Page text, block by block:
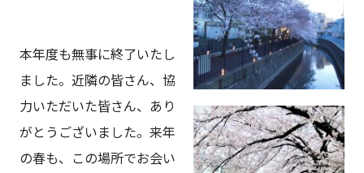
本年度も無事に終了いたし
ました。近隣の皆さん、協
力いただいた皆さん、あり
がとうございました。来年
の春も、この場所でお会い